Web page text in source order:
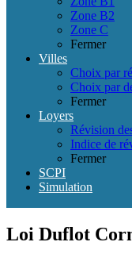
Zone B2
Zone C
Fermer
Villes
Choix par
Choix par
Fermer
Loyers
Révision
Indice de
Fermer
SCPI
Simulation
Loi Duflot